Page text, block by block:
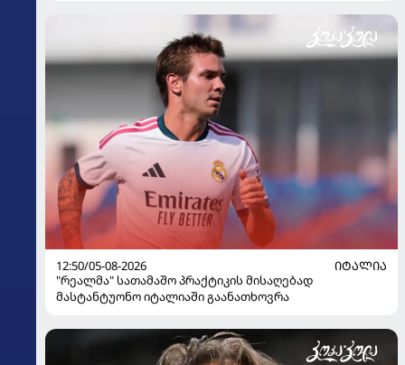
12:50/05-08-2026
ᲘᲢᲐᲚᲘᲐ
"რეალმა" სათამაშო პრაქტიკის მისაღებად
მასტანტუონო იტალიაში გაანათხოვრა